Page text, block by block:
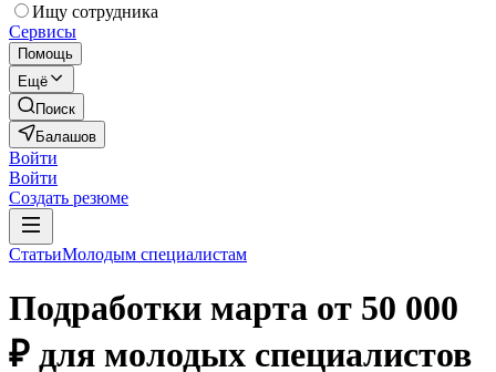
Ищу сотрудника
Сервисы
Помощь
Ещё
Поиск
Балашов
Войти
Войти
Создать резюме
СтатьиМолодым специалистам
Подработки марта от 50 000
₽ для молодых специалистов